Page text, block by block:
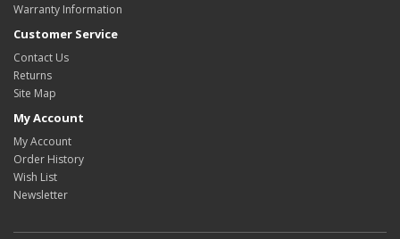
Warranty Information
Customer Service
Contact Us
Returns
Site Map
My Account
My Account
Order History
Wish List
Newsletter